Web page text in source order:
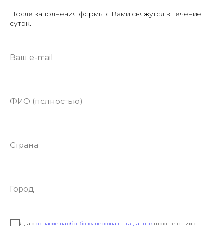
После заполнения формы с Вами свяжутся в течение
суток.
Я даю согласие на обработку персональных данных в соответствии с